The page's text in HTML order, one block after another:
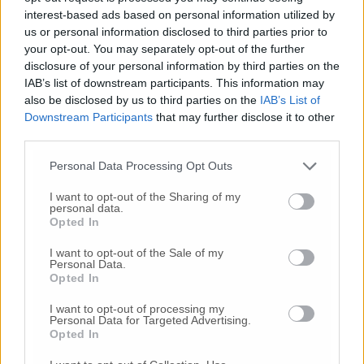
interest-based ads based on personal information utilized by
us or personal information disclosed to third parties prior to
your opt-out. You may separately opt-out of the further
disclosure of your personal information by third parties on the
IAB’s list of downstream participants. This information may
also be disclosed by us to third parties on the IAB’s List of
Downstream Participants that may further disclose it to other
Personal Data Processing Opt Outs
I want to opt-out of the Sharing of my
personal data.
Opted In
I want to opt-out of the Sale of my
Personal Data.
Opted In
I want to opt-out of processing my
Personal Data for Targeted Advertising.
Opted In
Nessun commento presente
Commenta
Commenta l'articolo
Gli articoli più letti
-